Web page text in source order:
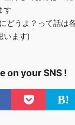
す
どうよ？って話は
います)
on your SNS !